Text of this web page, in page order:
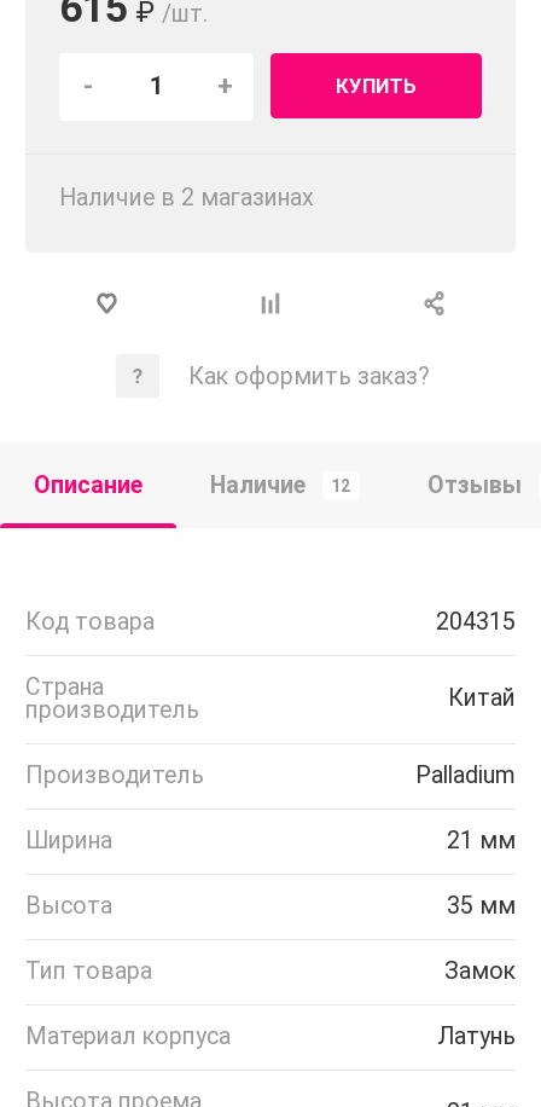
₽ /шт.
- + КУПИТЬ
Наличие в 2 магазинах
Как оформить заказ?
Описание Наличие 12 Отзывы
Код товара 204315
Страна
производитель
Китай
Производитель Palladium
Ширина 21 мм
Высота 35 мм
Тип товара Замок
Материал корпуса Латунь